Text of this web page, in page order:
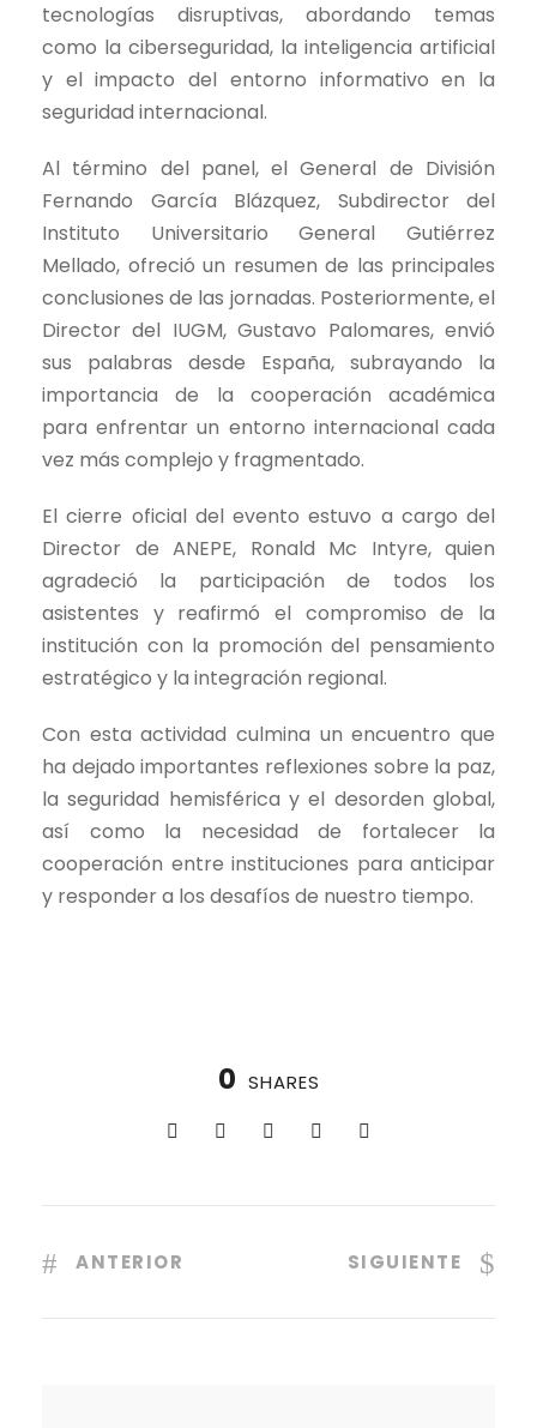
tecnologías disruptivas, abordando temas
como la ciberseguridad, la inteligencia artificial
y el impacto del entorno informativo en la
seguridad internacional.
Al término del panel, el General de División
Fernando García Blázquez, Subdirector del
Instituto Universitario General Gutiérrez
Mellado, ofreció un resumen de las principales
conclusiones de las jornadas. Posteriormente, el
Director del IUGM, Gustavo Palomares, envió
sus palabras desde España, subrayando la
importancia de la cooperación académica
para enfrentar un entorno internacional cada
vez más complejo y fragmentado.
El cierre oficial del evento estuvo a cargo del
Director de ANEPE, Ronald Mc Intyre, quien
agradeció la participación de todos los
asistentes y reafirmó el compromiso de la
institución con la promoción del pensamiento
estratégico y la integración regional.
Con esta actividad culmina un encuentro que
ha dejado importantes reflexiones sobre la paz,
la seguridad hemisférica y el desorden global,
así como la necesidad de fortalecer la
cooperación entre instituciones para anticipar
y responder a los desafíos de nuestro tiempo.
0 SHARES
ANTERIOR SIGUIENTE